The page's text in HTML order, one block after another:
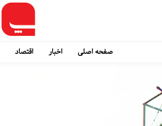
صفحه اصلی اخبار اقتصاد